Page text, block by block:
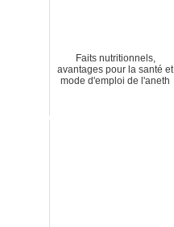
Faits nutritionnels,
avantages pour la santé et
mode d'emploi de l'aneth